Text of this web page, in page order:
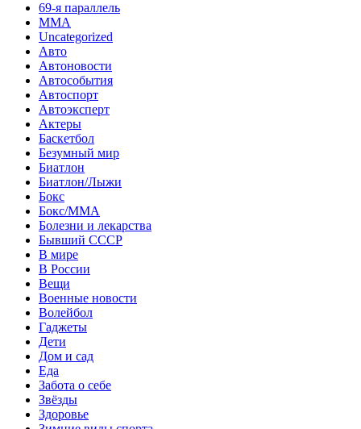
69-я параллель
MMA
Uncategorized
Авто
Автоновости
Автособытия
Автоспорт
Автоэксперт
Актеры
Баскетбол
Безумный мир
Биатлон
Биатлон/Лыжи
Бокс
Бокс/MMA
Болезни и лекарства
Бывший СССР
В мире
В России
Вещи
Военные новости
Волейбол
Гаджеты
Дети
Дом и сад
Еда
Забота о себе
Звёзды
Здоровье